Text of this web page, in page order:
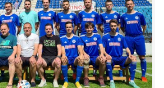
FKD, z.s.
Drnovice 704
68304 Drnovice
ičo 27005305